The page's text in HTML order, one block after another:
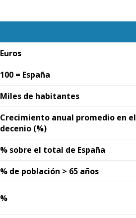
Euros
100 = España
Miles de habitantes
Crecimiento anual promedio en el
decenio (%)
% sobre el total de España
% de población > 65 años
%